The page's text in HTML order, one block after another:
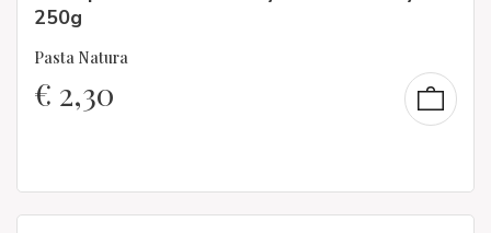
250g
Pasta Natura
€ 2,30